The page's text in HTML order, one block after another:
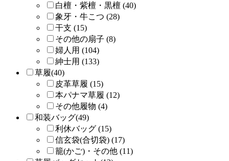
白檀・紫檀・黒檀 (40)
象牙・牛こつ (28)
干支 (15)
その他の扇子 (8)
婦人用 (104)
紳士用 (133)
草履(40)
皮革草履 (15)
本パナマ草履 (12)
その他履物 (4)
和装バッグ(49)
利休バッグ (15)
信玄袋(合切袋) (17)
籠(かご)・その他 (11)